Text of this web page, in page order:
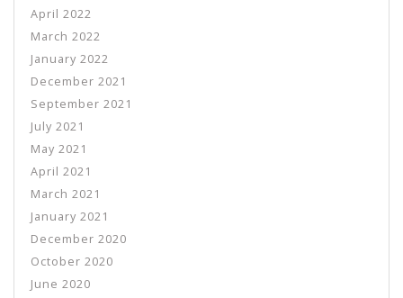
April 2022
March 2022
January 2022
December 2021
September 2021
July 2021
May 2021
April 2021
March 2021
January 2021
December 2020
October 2020
June 2020